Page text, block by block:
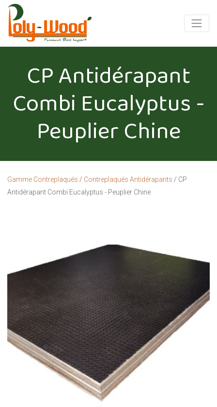
CP Antidérapant
Combi Eucalyptus -
Peuplier Chine
Gamme Contreplaqués / Contreplaqués Antidérapants / CP
Antidérapant Combi Eucalyptus - Peuplier Chine